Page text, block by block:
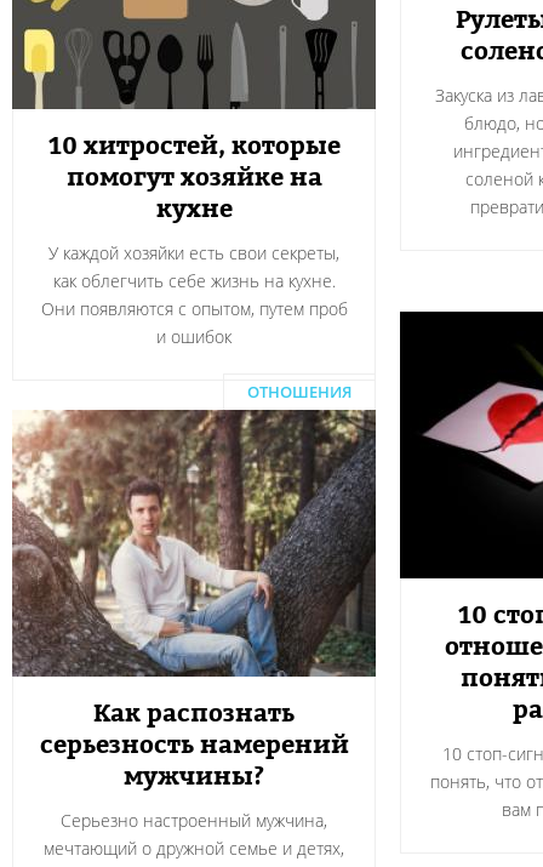
Закуска из
блюдо,
соленой
10 хитростей, которые
помогут хозяйке на
кухне
У каждой хозяйки есть свои секреты,
как облегчить себе жизнь на кухне.
Они появляются с опытом, путем проб
и ошибок
10
10 стоп-
понять, что
вам
ОТНОШЕНИЯ
Как распознать
серьезность намерений
мужчины?
Серьезно настроенный мужчина,
мечтающий о дружной семье и детях,